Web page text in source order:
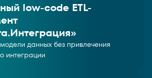
low-code ETL-
данных без привлечения
интеграции